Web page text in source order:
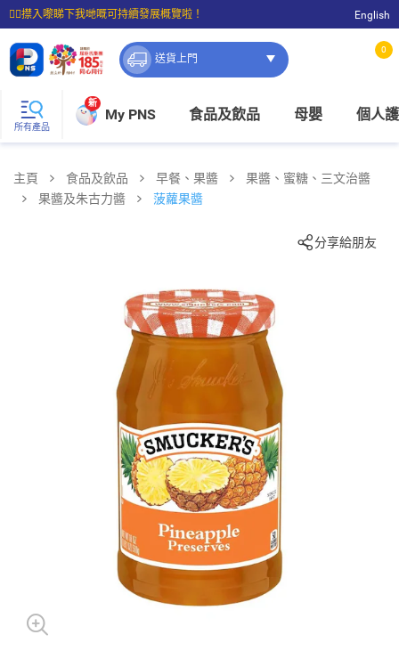
☝🏼㩒入嚟睇下我哋嘅可持續發展概覽啦！
⭐購物滿$399即享免費送貨；滿$100即可免費店取。
English
送貨上門
0
所有產品
新
My PNS 食品及飲品 母嬰 個人
主頁 食品及飲品 早餐、果醬
果醬、蜜糖、三文治醬
果醬及朱古力醬
菠蘿果醬
分享給朋友